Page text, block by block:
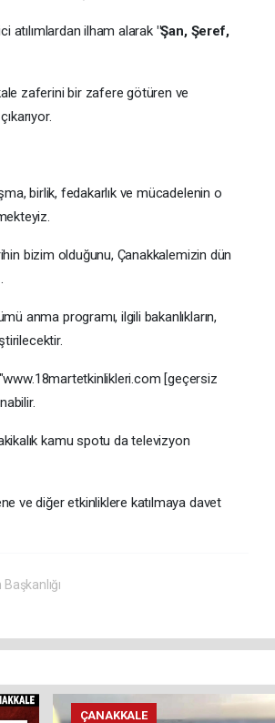
atılımlardan ilham alarak "Şan, Şeref,
zaferini bir zafere götüren ve
birlik, fedakarlık ve mücadelenin o
bizim olduğunu, Çanakkalemizin dün
anma programı, ilgili bakanlıkların,
[geçersiz
kamu spotu da televizyon
ve diğer etkinliklere katılmaya davet
ÇANAKKALE